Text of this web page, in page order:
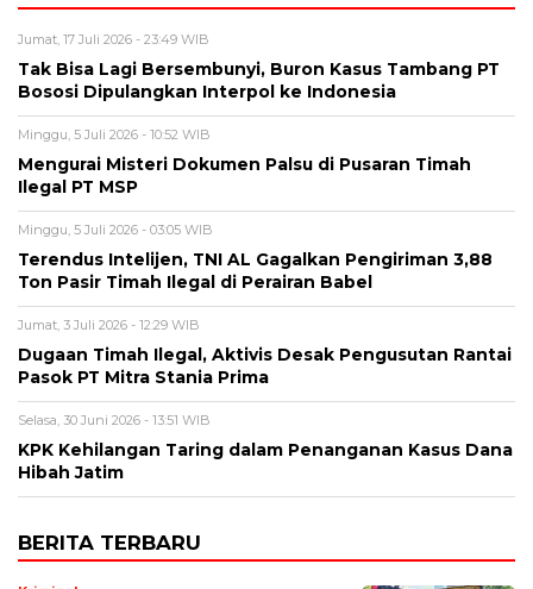
Jumat, 17 Juli 2026 - 23:49 WIB
Tak Bisa Lagi Bersembunyi, Buron Kasus Tambang PT
Bososi Dipulangkan Interpol ke Indonesia
Minggu, 5 Juli 2026 - 10:52 WIB
Mengurai Misteri Dokumen Palsu di Pusaran Timah
Ilegal PT MSP
Minggu, 5 Juli 2026 - 03:05 WIB
Terendus Intelijen, TNI AL Gagalkan Pengiriman 3,88
Ton Pasir Timah Ilegal di Perairan Babel
Jumat, 3 Juli 2026 - 12:29 WIB
Dugaan Timah Ilegal, Aktivis Desak Pengusutan Rantai
Pasok PT Mitra Stania Prima
Selasa, 30 Juni 2026 - 13:51 WIB
KPK Kehilangan Taring dalam Penanganan Kasus Dana
Hibah Jatim
BERITA TERBARU